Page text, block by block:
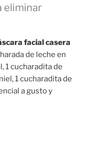
eliminar
facial casera
de leche en
1 cucharadita de
1 cucharadita de
a gusto y